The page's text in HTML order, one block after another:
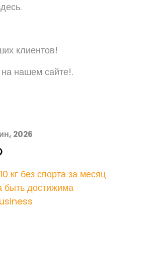
клиентов!
на нашем сайте!.
2026
кг без спорта за месяц
быть достижима